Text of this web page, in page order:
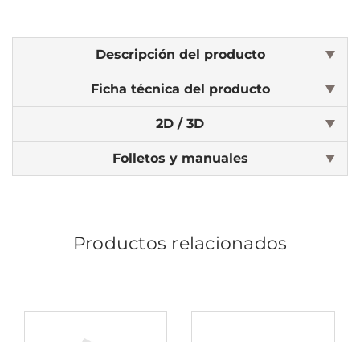
Descripción del producto
Ficha técnica del producto
2D / 3D
Folletos y manuales
Productos relacionados